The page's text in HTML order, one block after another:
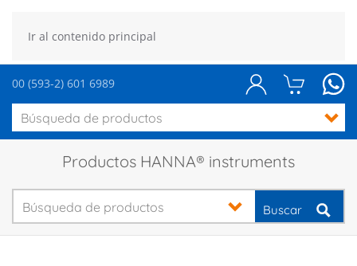
Ir al contenido principal
00 (593-2) 601 6989
Productos HANNA® instruments
Buscar